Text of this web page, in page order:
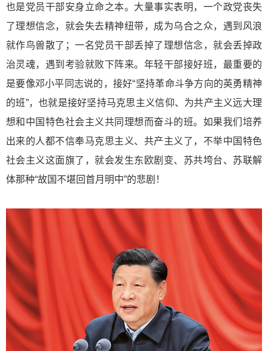
也是党员干部安身立命之本。大量事实表明，一个政党丧失
了理想信念，就会失去精神纽带，成为乌合之众，遇到风浪
就作鸟兽散了；一名党员干部丢掉了理想信念，就会丢掉政
治灵魂，遇到考验就败下阵来。年轻干部接好班，最重要的
是要像邓小平同志说的，接好“坚持革命斗争方向的英勇精神
的班”，也就是接好坚持马克思主义信仰、为共产主义远大理
想和中国特色社会主义共同理想而奋斗的班。如果我们培养
出来的人都不信奉马克思主义、共产主义了，不举中国特色
社会主义这面旗了，就会发生东欧剧变、苏共垮台、苏联解
体那种“故国不堪回首月明中”的悲剧！